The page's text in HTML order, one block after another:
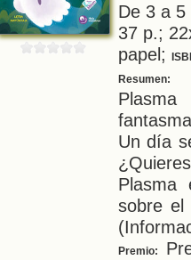
De 3 a
37 p.;
papel;
Resumen:
Un día
Plasma
sobre el
Premio: